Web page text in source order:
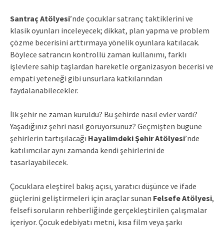
Santraç Atölyesi’nde çocuklar satranç taktiklerini ve
klasik oyunları inceleyecek; dikkat, plan yapma ve problem
çözme becerisini arttırmaya yönelik oyunlara katılacak.
Böylece satrancın kontrollü zaman kullanımı, farklı
işlevlere sahip taşlardan hareketle organizasyon becerisi ve
empati yeteneği gibi unsurlara katkılarından
faydalanabilecekler.
İlk şehir ne zaman kuruldu? Bu şehirde nasıl evler vardı?
Yaşadığınız şehri nasıl görüyorsunuz? Geçmişten bugüne
şehirlerin tartışılacağı Hayalimdeki Şehir Atölyesi’nde
katılımcılar aynı zamanda kendi şehirlerini de
tasarlayabilecek.
Çocuklara eleştirel bakış açısı, yaratıcı düşünce ve ifade
güçlerini geliştirmeleri için araçlar sunan Felsefe Atölyesi,
felsefi soruların rehberliğinde gerçekleştirilen çalışmalar
içeriyor. Çocuk edebiyatı metni, kısa film veya şarkı